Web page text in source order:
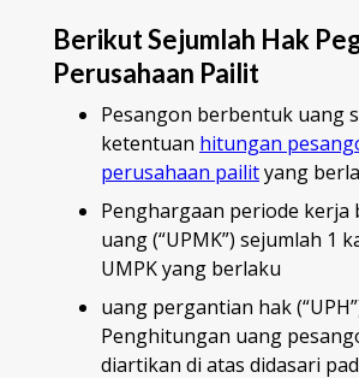
Berikut Sejumlah Hak
Perusahaan Pailit
Pesangon berbentuk uang
ketentuan hitungan
perusahaan pailityang
Penghargaan periode kerja
uang (“UPMK”) sejumlah 1
UMPK yang berlaku
uang pergantian hak
Penghitungan uang
diartikan di atas didasari